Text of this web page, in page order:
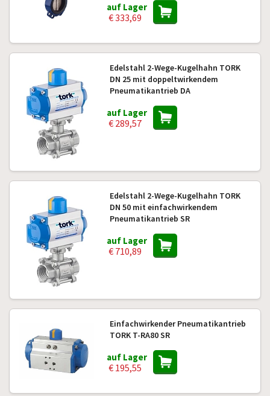
auf Lager
€ 333,69
Edelstahl 2-Wege-Kugelhahn TORK
DN 25 mit doppeltwirkendem
Pneumatikantrieb DA
auf Lager
€ 289,57
Edelstahl 2-Wege-Kugelhahn TORK
DN 50 mit einfachwirkendem
Pneumatikantrieb SR
auf Lager
€ 710,89
Einfachwirkender Pneumatikantrieb
TORK T-RA80 SR
auf Lager
€ 195,55